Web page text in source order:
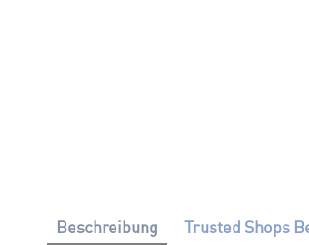
Beschreibung Trusted Shops